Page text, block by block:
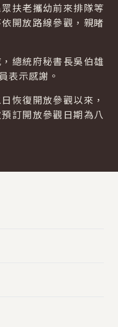
扶老攜幼前來排隊等
開放路線參觀，親睹
總統府秘書長吳伯雄
表示感謝。
恢復開放參觀以來，
訂開放參觀日期為八